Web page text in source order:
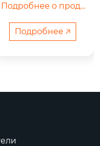
а/вилка (4 контакт
онтактов)
Подробнее о проду
Подробнее 🡥